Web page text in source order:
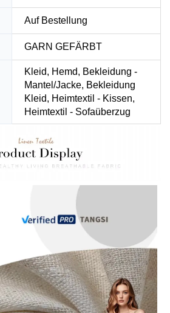
Auf Bestellung
GARN GEFÄRBT
Kleid, Hemd, Bekleidung -
Mantel/Jacke, Bekleidung
Kleid, Heimtextil - Kissen,
Heimtextil - Sofaüberzug